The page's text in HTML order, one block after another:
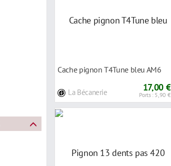
Cache pignon T4Tune bleu AM6
La Bécanerie 17,00 €
Ports : 5,90 €